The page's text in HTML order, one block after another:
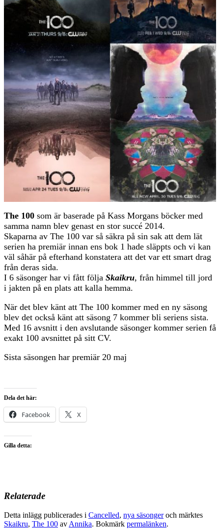
The 100 som är baserade på Kass Morgans böcker med
samma namn blev genast en stor succé 2014.
Skaparna av The 100 var så säkra på sin sak att dem lät
serien ha premiär innan ens bok 1 hade släppts och vi kan
väl såhär på efterhand konstatera att det var ett smart drag
från deras sida.
I 6 säsonger har vi fått följa Skaikru, från himmel till jord
i jakten på en plats att kalla hemma.
När det blev känt att The 100 kommer med en ny säsong
blev det också känt att säsong 7 kommer bli seriens sista.
Med 16 avsnitt i den avslutande säsonger kommer serien få
exakt 100 avsnittet på sitt CV.
Sista säsongen har premiär 20 maj
Dela det här:
Facebook X
Gilla detta:
Relaterade
Detta inlägg publicerades i Cancelled, nya säsongeroch märktes
Skaikru, The 100 av Annika. Bokmärk permalänken.